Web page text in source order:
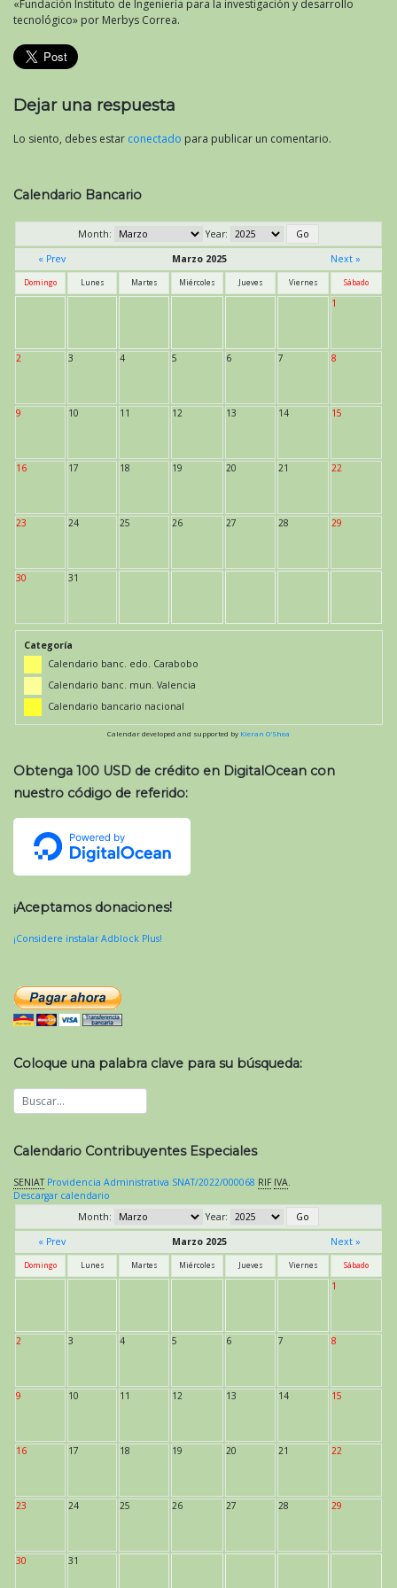
«Fundación Instituto de Ingeniería para la investigación y desarrollo
tecnológico» por Merbys Correa.
Dejar una respuesta
Lo siento, debes estar conectado para publicar un comentario.
Calendario Bancario
Month:
Year:
« Prev
Marzo 2025 Next »
Domingo Lunes Martes Miércoles Jueves Viernes Sábado
1
2 3 4 5 6 7 8
9 10 11 12 13 14 15
16 17 18 19 20 21 22
23 24 25 26 27 28 29
30 31
Categoría
Calendario banc. edo. Carabobo
Calendario banc. mun. Valencia
Calendario bancario nacional
Calendar developed and supported by Kieran O'Shea
Obtenga 100 USD de crédito en DigitalOcean con
nuestro código de referido:
¡Aceptamos donaciones!
¡Considere instalar Adblock Plus!
Coloque una palabra clave para su búsqueda:
Calendario Contribuyentes Especiales
SENIAT Providencia Administrativa SNAT/2022/000068 RIF IVA
Descargar calendario
Month:
Year:
« Prev
Marzo 2025 Next »
Domingo Lunes Martes Miércoles Jueves Viernes Sábado
1
2 3 4 5 6 7 8
9 10 11 12 13 14 15
16 17 18 19 20 21 22
23 24 25 26 27 28 29
30 31